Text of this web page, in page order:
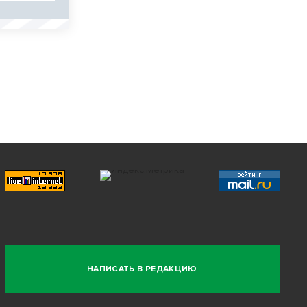
НАПИСАТЬ В РЕДАКЦИЮ